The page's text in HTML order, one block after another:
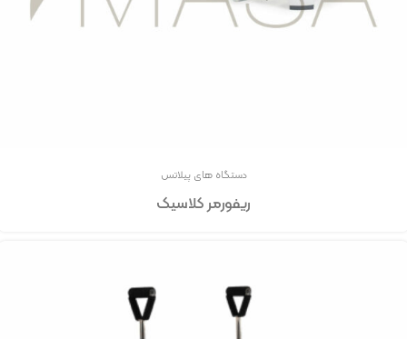
دستگاه های پیلاتس
ریفورمر کلاسیک